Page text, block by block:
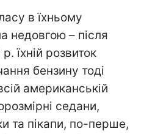
в їхньому
недовгою – після
їхній розвиток
бензину тоді
американській
седани,
та пікапи, по-перше,